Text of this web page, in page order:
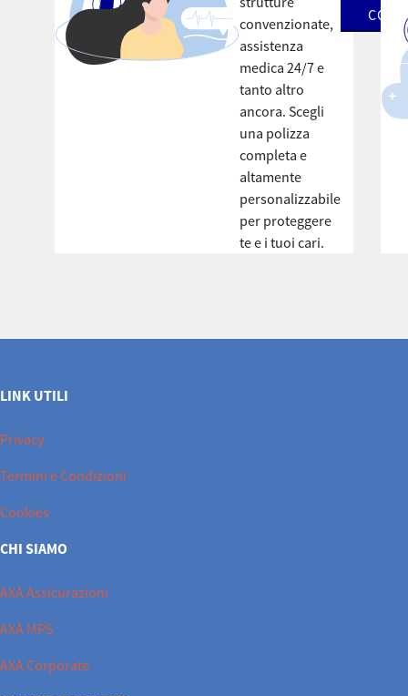
convenzionate,
assistenza
medica 24/7 e
tanto altro
ancora. Scegli
una polizza
completa e
altamente
personalizzabile
per proteggere
te e i tuoi cari.
LINK UTILI
Privacy
Termini e Condizioni
Cookies
CHI SIAMO
AXA Assicurazioni
AXA MPS
AXA Corporate